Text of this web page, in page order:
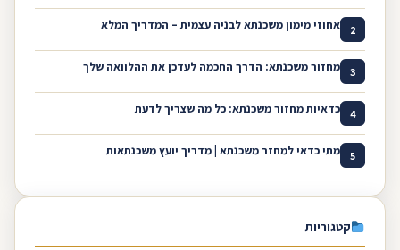
2 אחוזי מימון משכנתא לבניה עצמית – המדריך המלא
3 מחזור משכנתא: הדרך החכמה לעדכן את ההלוואה שלך
4 כדאיות מחזור משכנתא: כל מה שצריך לדעת
5 מתי כדאי למחזר משכנתא | מדריך יועץ משכנתאות
קטגוריות